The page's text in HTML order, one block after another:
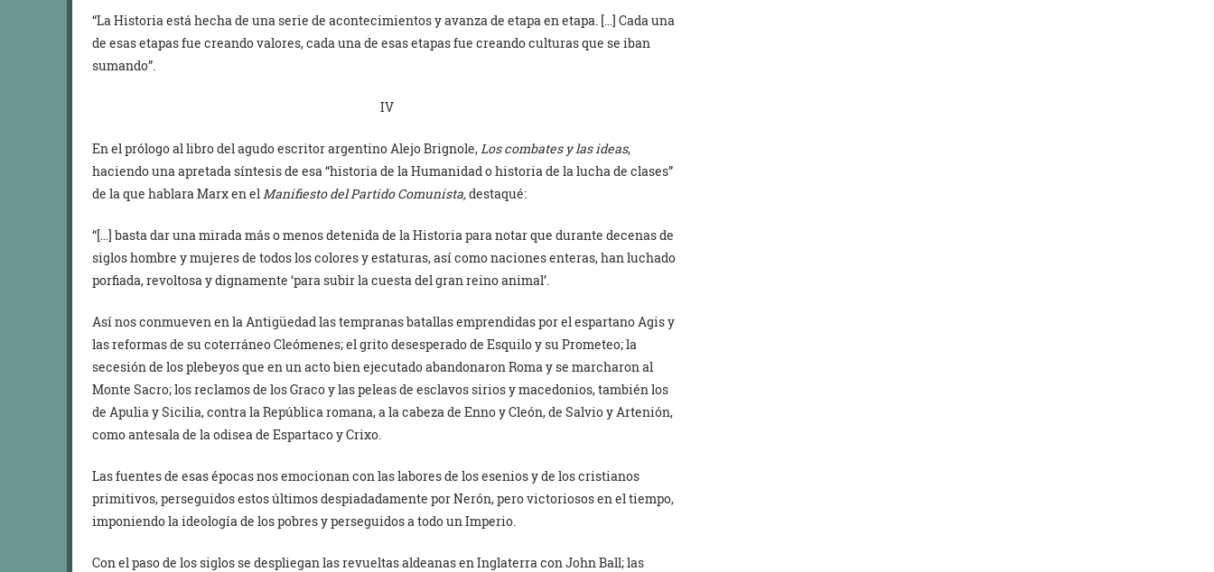
“La Historia está hecha de una serie de acontecimientos y avanza de etapa en etapa. […] Cada una
de esas etapas fue creando valores, cada una de esas etapas fue creando culturas que se iban
sumando”.
IV
En el prólogo al libro del agudo escritor argentino Alejo Brignole,Los combates y las ideas,
haciendo una apretada síntesis de esa “historia de la Humanidad o historia de la lucha de clases”
de la que hablara Marx en elManifiesto del Partido Comunista,destaqué:
“[…] basta dar una mirada más o menos detenida de la Historia para notar que durante decenas de
siglos hombre y mujeres de todos los colores y estaturas, así como naciones enteras, han luchado
porfiada, revoltosa y dignamente ‘para subir la cuesta del gran reino animal’.
Así nos conmueven en la Antigüedad las tempranas batallas emprendidas por el espartano Agis y
las reformas de su coterráneo Cleómenes; el grito desesperado de Esquilo y su Prometeo; la
secesión de los plebeyos que en un acto bien ejecutado abandonaron Roma y se marcharon al
Monte Sacro; los reclamos de los Graco y las peleas de esclavos sirios y macedonios, también los
de Apulia y Sicilia, contra la República romana, a la cabeza de Enno y Cleón, de Salvio y Artenión,
como antesala de la odisea de Espartaco y Crixo.
Las fuentes de esas épocas nos emocionan con las labores de los esenios y de los cristianos
primitivos, perseguidos estos últimos despiadadamente por Nerón, pero victoriosos en el tiempo,
imponiendo la ideología de los pobres y perseguidos a todo un Imperio.
Con el paso de los siglos se despliegan las revueltas aldeanas en Inglaterra con John Ball; las